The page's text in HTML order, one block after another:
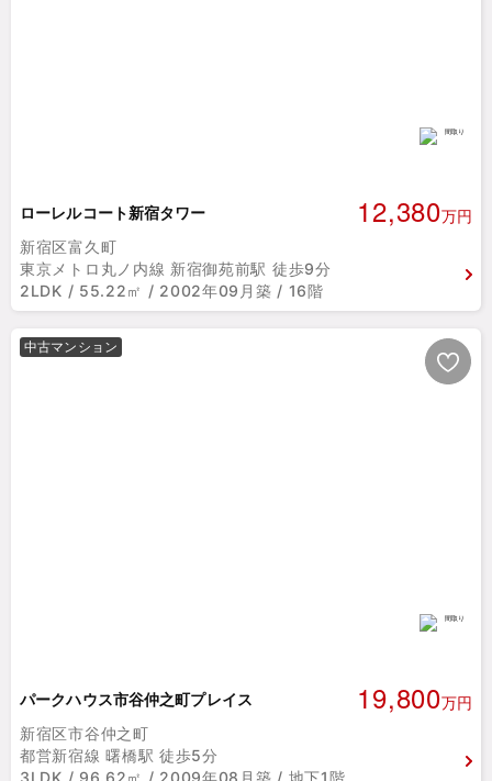
ローレルコート新宿タワー 12,380万円
新宿区富久町
東京メトロ丸ノ内線 新宿御苑前駅 徒歩9分
2LDK / 55.22㎡ / 2002年09月築 / 16階
中古マンション
パークハウス市谷仲之町プレイス 19,800万円
新宿区市谷仲之町
都営新宿線 曙橋駅 徒歩5分
3LDK / 96.62㎡ / 2009年08月築 / 地下1階